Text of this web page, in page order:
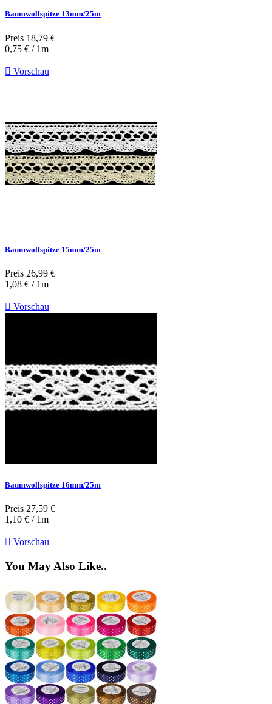
Baumwollspitze 13mm/25m
Preis 18,79 €
0,75 € / 1m
 Vorschau
Baumwollspitze 15mm/25m
Preis 26,99 €
1,08 € / 1m
 Vorschau
Baumwollspitze 16mm/25m
Preis 27,59 €
1,10 € / 1m
 Vorschau
You May Also Like..